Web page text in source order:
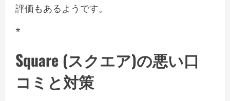
評価もあるようです。
*
Square (スクエア)の悪い口
コミと対策